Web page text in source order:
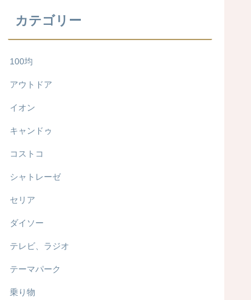
カテゴリー
100均
アウトドア
イオン
キャンドゥ
コストコ
シャトレーゼ
セリア
ダイソー
テレビ、ラジオ
テーマパーク
乗り物